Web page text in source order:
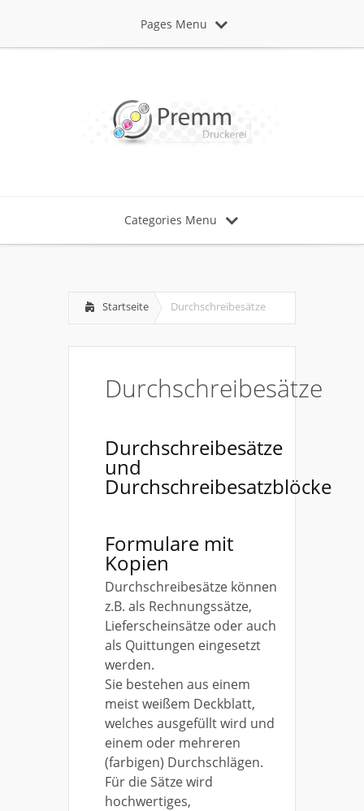
Pages Menu
Categories Menu
Startseite Durchschreibesätze
Durchschreibesätze
Durchschreibesätze
und
Durchschreibesatzblöcke
Formulare mit
Kopien
Durchschreibesätze können
z.B. als Rechnungssätze,
Lieferscheinsätze oder auch
als Quittungen eingesetzt
werden.
Sie bestehen aus einem
meist weißem Deckblatt,
welches ausgefüllt wird und
einem oder mehreren
(farbigen) Durchschlägen.
Für die Sätze wird
hochwertiges,